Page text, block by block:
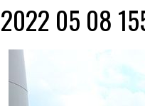
2022 05 08